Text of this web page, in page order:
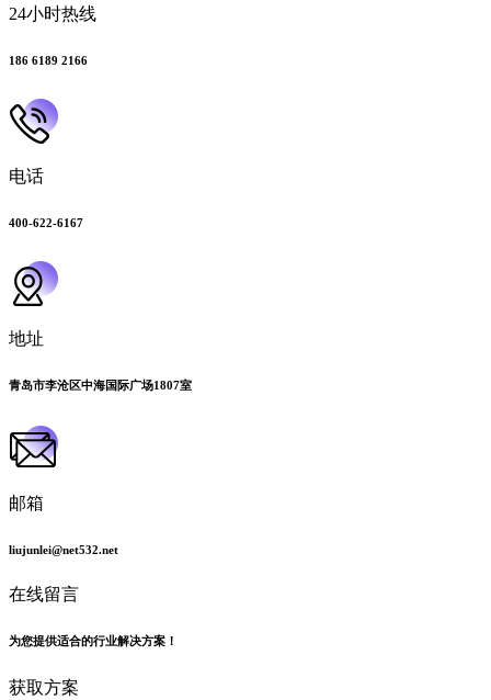
24小时热线
186 6189 2166
电话
400-622-6167
地址
青岛市李沧区中海国际广场1807室
邮箱
liujunlei@net532.net
在线留言
为您提供适合的行业解决方案！
获取方案